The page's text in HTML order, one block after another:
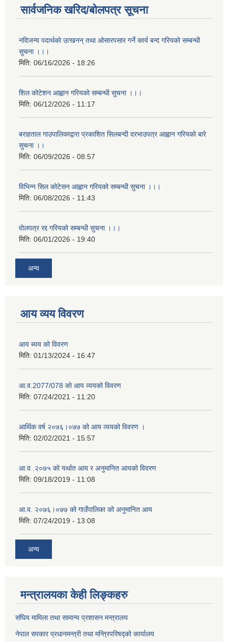
सार्वजनिक खरिद/बोलपत्र सूचना
नदिजन्य पदार्थको उत्खनन् तथा ओसारपसार गर्ने कार्य बन्द गरियको सम्बन्धी
सुचना ।।।
मिति: 06/16/2026 - 18:26
शिल कोटेशन आह्वान गरियको सम्बन्धी सुचना ।।।
मिति: 06/12/2026 - 11:17
बराहताल गाउपालिकाद्वारा प्रकाशित सिलबन्दी दरभाउपत्र आह्वान गरियको बारे
सुचना ।।
मिति: 06/09/2026 - 08:57
विभिन्न सिल कोटेसन आह्वान गरियको सम्बन्धी सुचना ।।।
मिति: 06/08/2026 - 11:43
वोलपत्र रद्द गरियको सम्बन्धी सुचना ।।।
मिति: 06/01/2026 - 19:40
अन्य
आय व्यय विवरण
आय ब्यय को विवरण
मिति: 01/13/2024 - 16:47
आ.व.2077/078 को आय व्ययको विवरण
मिति: 07/24/2021 - 11:20
आर्थिक वर्ष २०७६।०७७ को आय व्ययको विवरण ।
मिति: 02/02/2021 - 15:57
आ.व .२०७५ को यर्थात आय र अनुमानित आयको विवरण
मिति: 09/18/2019 - 11:08
आ.व. २०७६।०७७ को गाउँपालिका को अनुमानित आय
मिति: 07/24/2019 - 13:08
अन्य
मन्त्रालयका केही लिङ्कहरु
संघिय मामिला तथा सामान्य प्रशासन मन्त्रालय
नेपाल सरकार प्रधानमन्त्री तथा मन्त्रिपरिषद्को कार्यालय